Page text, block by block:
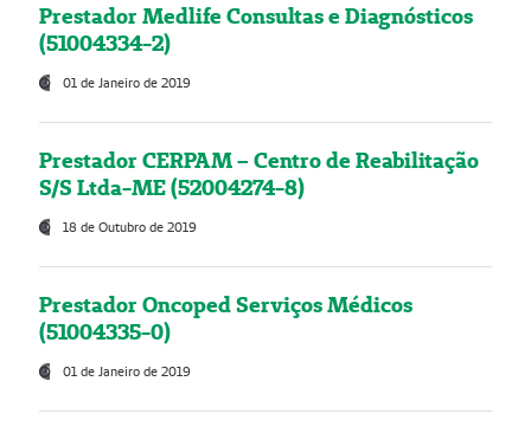
Prestador Medlife Consultas e Diagnósticos
(51004334-2)
01 de Janeiro de 2019
Prestador CERPAM – Centro de Reabilitação
S/S Ltda-ME (52004274-8)
18 de Outubro de 2019
Prestador Oncoped Serviços Médicos
(51004335-0)
01 de Janeiro de 2019